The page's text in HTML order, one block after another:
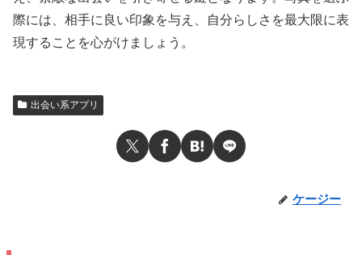
際には、相手に良い印象を与え、自分らしさを最大限に表
現することを心がけましょう。
出会い系アプリ
ケージー